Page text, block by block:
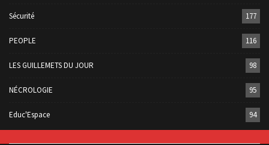
Sécurité 177
PEOPLE 116
LES GUILLEMETS DU JOUR 98
NÉCROLOGIE 95
Educ'Espace 94